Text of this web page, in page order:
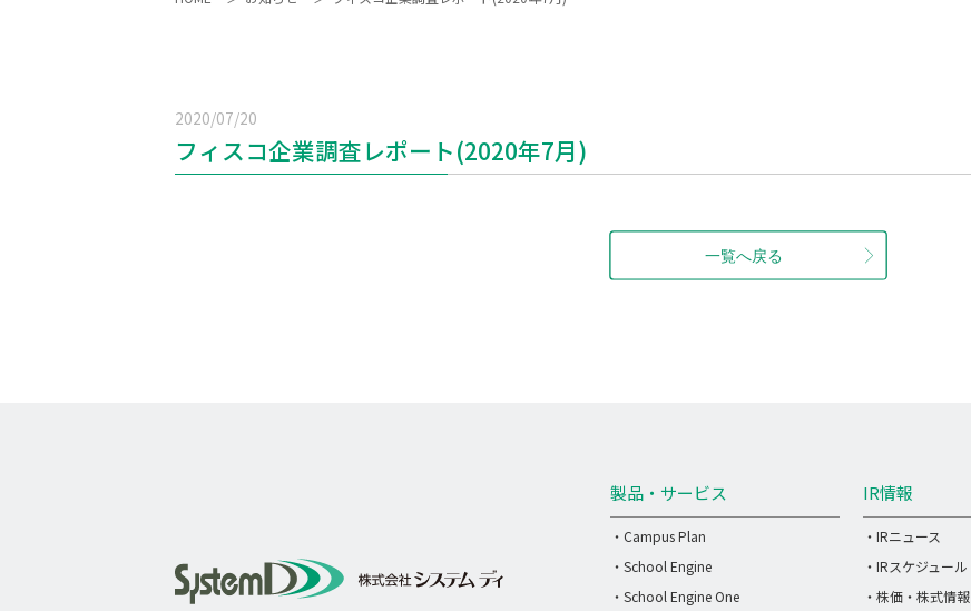
2020/07/20
フィスコ企業調査レポート(2020年7月)
製品・サービス
・Campus Plan
・School Engine
・School Engine One
IR情報
・IRニュース
・IRスケジュール
・株価・株式情報